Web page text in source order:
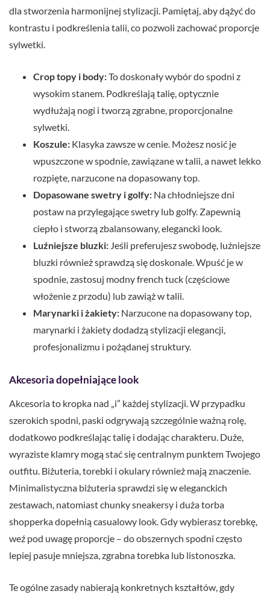
dla stworzenia harmonijnej stylizacji. Pamiętaj, aby dążyć do
kontrastu i podkreślenia talii, co pozwoli zachować proporcje
sylwetki.
Crop topy i body:To doskonały wybór do spodni z
wysokim stanem. Podkreślają talię, optycznie
wydłużają nogi i tworzą zgrabne, proporcjonalne
sylwetki.
Koszule: Klasyka zawsze w cenie. Możesz nosić je
wpuszczone w spodnie, zawiązane w talii, a nawet lekko
rozpięte, narzucone na dopasowany top.
Dopasowane swetry i golfy: Na chłodniejsze dni
postaw na przylegające swetry lub golfy. Zapewnią
ciepło i stworzą zbalansowany, elegancki look.
Luźniejsze bluzki: Jeśli preferujesz swobodę, luźniejsze
bluzki również sprawdzą się doskonale. Wpuść je w
spodnie, zastosuj modny french tuck (częściowe
włożenie z przodu) lub zawiąż w talii.
Marynarki i żakiety: Narzucone na dopasowany top,
marynarki i żakiety dodadzą stylizacji elegancji,
profesjonalizmu i pożądanej struktury.
Akcesoria dopełniające look
Akcesoria to kropka nad „i” każdej stylizacji. W przypadku
szerokich spodni, paski odgrywają szczególnie ważną rolę,
dodatkowo podkreślając talię i dodając charakteru. Duże,
wyraziste klamry mogą stać się centralnym punktem Twojego
outfitu. Biżuteria, torebki i okulary również mają znaczenie.
Minimalistyczna biżuteria sprawdzi się w eleganckich
zestawach, natomiast chunky sneakersy i duża torba
shopperka dopełnią casualowy look. Gdy wybierasz torebkę,
weź pod uwagę proporcje – do obszernych spodni często
lepiej pasuje mniejsza, zgrabna torebka lub listonoszka.
Te ogólne zasady nabierają konkretnych kształtów, gdy